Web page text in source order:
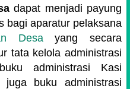
dapat menjadi payung
bagi aparatur pelaksana
Desayang secara
tata kelola administrasi
administrasi Kasi
juga buku administrasi